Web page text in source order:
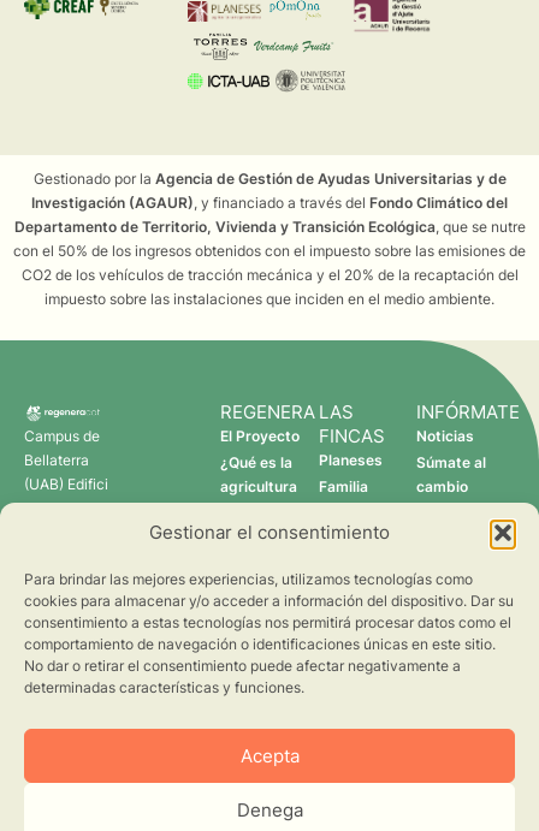
Gestionar el consentimiento
Para brindar las mejores experiencias, utilizamos tecnologías como
cookies para almacenar y/o acceder a información del dispositivo. Dar su
consentimiento a estas tecnologías nos permitirá procesar datos como el
comportamiento de navegación o identificaciones únicas en este sitio.
No dar o retirar el consentimiento puede afectar negativamente a
determinadas características y funciones.
Acepta
Denega
Gestionado por la Agencia de Gestión de Ayudas Universitarias y de
Investigación (AGAUR) , y financiado a través del Fondo Climático del
Departamento de Territorio, Vivienda y Transición Ecológica , que se nutre
con el 50% de los ingresos obtenidos con el impuesto sobre las emisiones de
CO2 de los vehículos de tracción mecánica y el 20% de la recaptación del
impuesto sobre las instalaciones que inciden en el medio ambiente.
Campus de
Bellaterra
(UAB) Edifici
C 08193
regenera@creaf.uab.cat
REGENERA
El Proyecto
¿Qué es la
agricultura
Quién somos
LAS
FINCAS
Planeses
Familia
Verdcamp
Pomona
Fruits
INFÓRMATE
Noticias
Súmate al
cambio